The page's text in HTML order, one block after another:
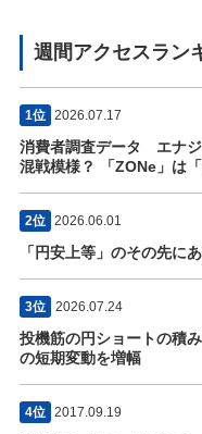
週間アクセスラン
1位 2026.07.17
消費者調査データ エナ
混戦模様？ 「ZONe」は
2位 2026.06.01
「円安上等」のその先に
3位 2026.07.24
投機筋の円ショートの積
の短期変動を増幅
4位 2017.09.19